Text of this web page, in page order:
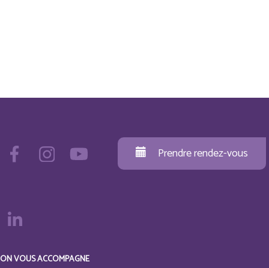
Prendre rendez-vous
ON VOUS ACCOMPAGNE